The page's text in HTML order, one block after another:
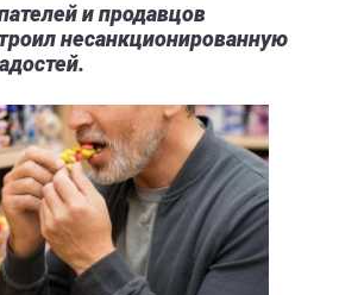
и продавцов
несанкционированную